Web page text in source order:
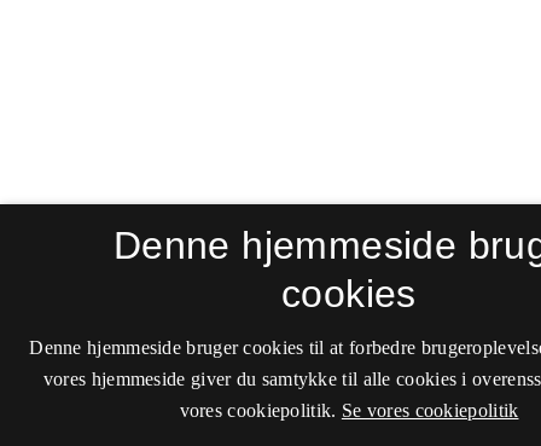
Denne hjemmeside
cookies
Denne hjemmeside bruger cookies til at forbedre
vores hjemmeside giver du samtykke til alle cookies i
vores cookiepolitik. Se vores cookiepolitik